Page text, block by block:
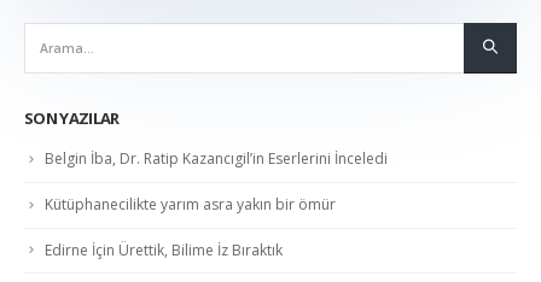
SON YAZILAR
Belgin İba, Dr. Ratip Kazancıgil’in Eserlerini İnceledi
Kütüphanecilikte yarım asra yakın bir ömür
Edirne İçin Ürettik, Bilime İz Bıraktık